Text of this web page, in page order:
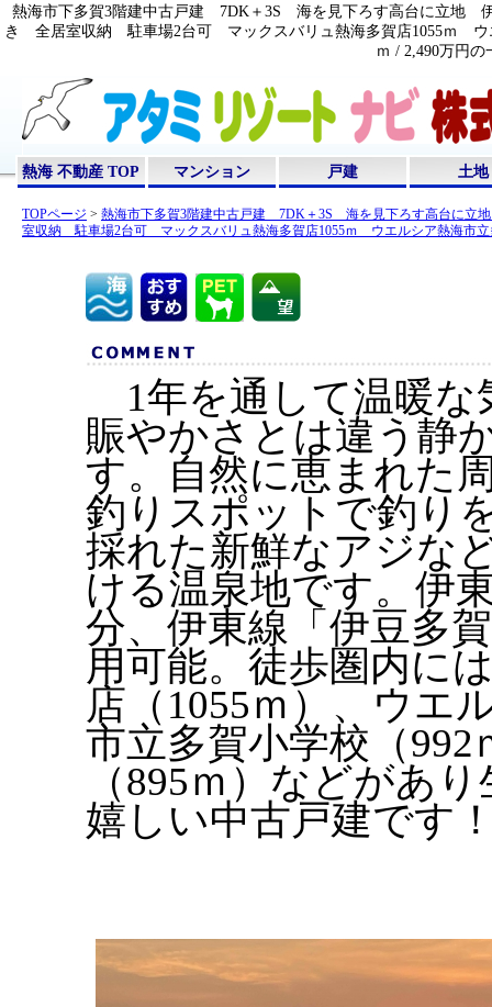
熱海市下多賀3階建中古戸建 7DK＋3S 海を見下ろす高台に立地
き 全居室収納 駐車場2台可 マックスバリュ熱海多賀店1055ｍ ウ
ｍ / 2,490万円
熱海 不動産 TOP マンション 戸建 土地
TOPページ > 熱海市下多賀3階建中古戸建 7DK＋3S 海を見下ろす高台に立
室収納 駐車場2台可 マックスバリュ熱海多賀店1055ｍ ウエルシア熱海市
1年を通して温暖な
賑やかさとは違う静
す。自然に恵まれた
釣りスポットで釣り
採れた新鮮なアジな
ける温泉地です。伊
分、伊東線「伊豆多
用可能。徒歩圏内に
店（1055ｍ）、ウエ
市立多賀小学校（
（895ｍ）などがあ
嬉しい中古戸建です